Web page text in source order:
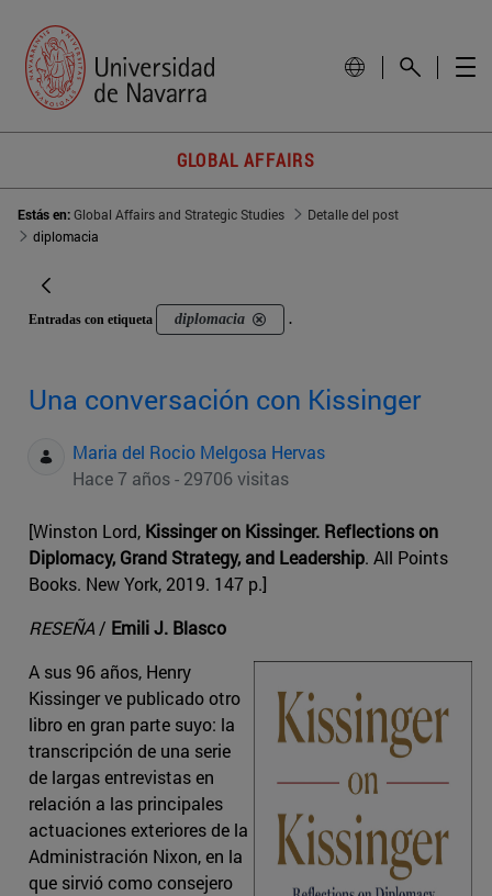
GLOBAL AFFAIRS
Estás en:Global Affairs and Strategic Studies
Detalle del post
diplomacia
Entradas con etiqueta diplomacia .
Una conversación con Kissinger
Maria del Rocio Melgosa Hervas
Hace 7 años - 29706 visitas
[Winston Lord, Kissinger on Kissinger. Reflections on
Diplomacy, Grand Strategy, and Leadership. All Points
Books. New York, 2019. 147 p.]
RESEÑA/ Emili J. Blasco
A sus 96 años, Henry
Kissinger ve publicado otro
libro en gran parte suyo: la
transcripción de una serie
de largas entrevistas en
relación a las principales
actuaciones exteriores de la
Administración Nixon, en la
que sirvió como consejero